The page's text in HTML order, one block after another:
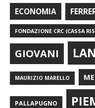
ECONOMIA
FONDAZIONE CRC (CASSA
GIOVANI
MAURIZIO MARELLO
PALLAPUGNO